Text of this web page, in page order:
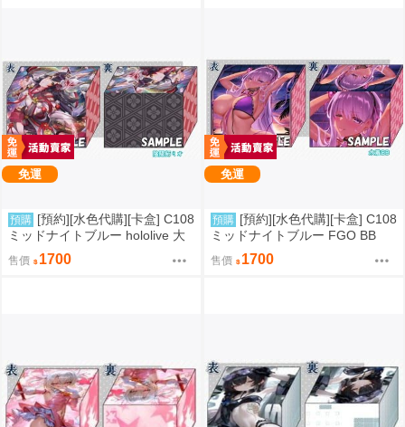
免運
預購 [預約][水色代購][卡盒] C108
ミッドナイトブルー hololive 大
神ミオ
售價 1700
免運
預購 [預約][水色代購][卡盒] C108
ミッドナイトブルー FGO BB
售價 1700